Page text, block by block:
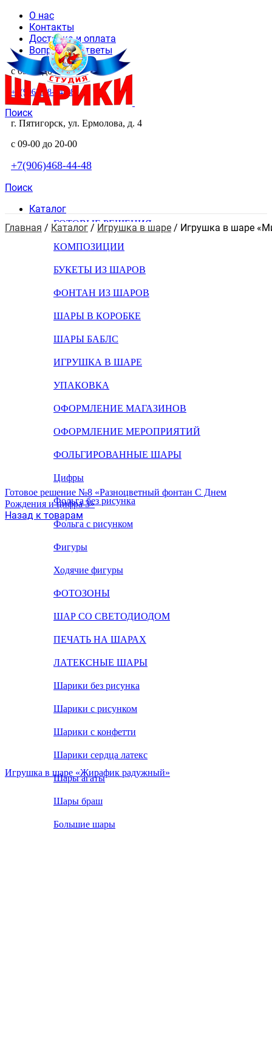
О нас
Контакты
Доставка и оплата
Вопросы и ответы
с 09-00 до 20-00
+7(906)468-44-48
Поиск
г. Пятигорск, ул. Ермолова, д. 4
с 09-00 до 20-00
+7(906)468-44-48
Поиск
Каталог
ГОТОВЫЕ РЕШЕНИЯ
КОМПОЗИЦИИ
БУКЕТЫ ИЗ ШАРОВ
ФОНТАН ИЗ ШАРОВ
ШАРЫ В КОРОБКЕ
ШАРЫ БАБЛС
ИГРУШКА В ШАРЕ
УПАКОВКА
ОФОРМЛЕНИЕ МАГАЗИНОВ
ОФОРМЛЕНИЕ МЕРОПРИЯТИЙ
ФОЛЬГИРОВАННЫЕ ШАРЫ
Цифры
Фольга без рисунка
Фольга с рисунком
Фигуры
Ходячие фигуры
ФОТОЗОНЫ
ШАР СО СВЕТОДИОДОМ
ПЕЧАТЬ НА ШАРАХ
ЛАТЕКСНЫЕ ШАРЫ
Шарики без рисунка
Шарики с рисунком
Шарики с конфетти
Шарики сердца латекс
Шары агаты
Шары браш
Большие шары
Главная / Каталог / Игрушка в шаре / Игрушка в шаре
Готовое решение №8 «Разноцветный фонтан С Днем
Рождения и цифра 3»
Назад к товарам
Игрушка в шаре «Жирафик радужный»